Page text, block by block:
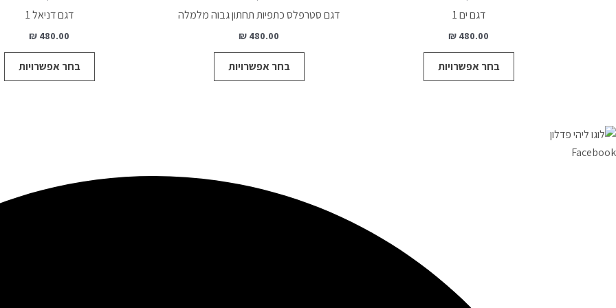
דגם ים 1
₪ 480.00
בחר אפשרויות
לבחור
דגם סטרפלס כתפיות תחתון גבוה מלמלה
₪ 480.00
בחר אפשרויות
לבחור
דגם דניאל 1
₪ 480.00
בחר אפשרויות
Facebook